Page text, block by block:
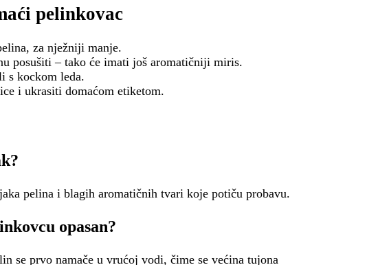
pelinkovac
za nježniji manje.
posušiti – tako će imati još aromatičniji miris.
s kockom leda.
i ukrasiti domaćom etiketom.
pelina i blagih aromatičnih tvari koje potiču probavu.
opasan?
se prvo namače u vrućoj vodi, čime se većina tujona